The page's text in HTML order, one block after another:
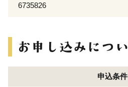
6735826
申込条件